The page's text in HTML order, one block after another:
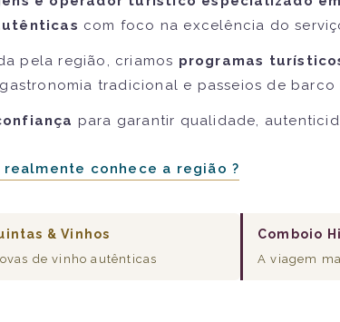
com foco na excelência do
pela região, criamos programas
tradicional e passeios de barco
para garantir qualidade,
conhece a região ?
& Vinhos
de vinho autênticas
Comboio
A viagem